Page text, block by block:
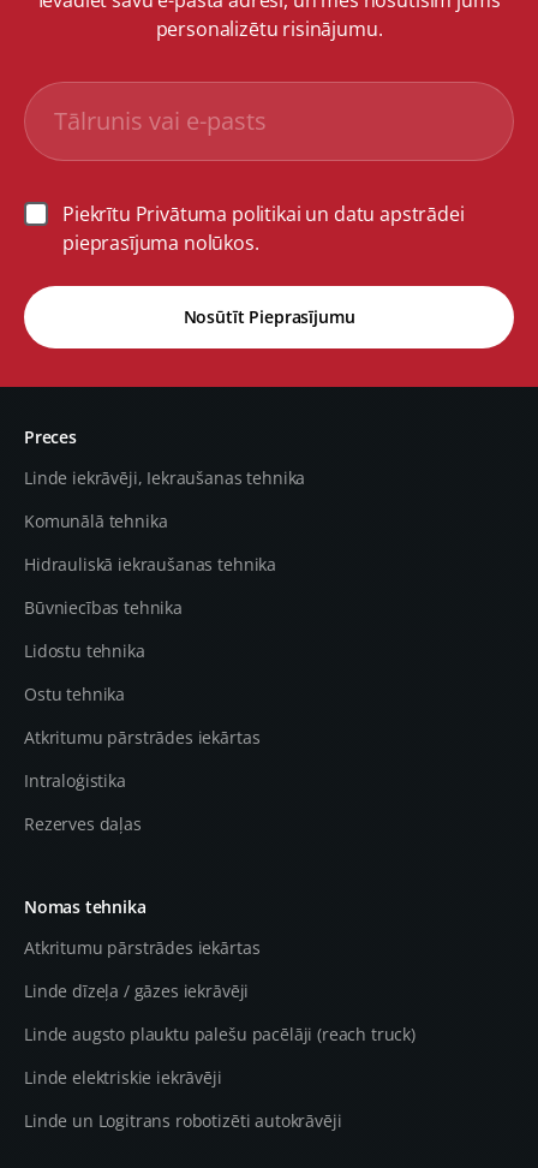
personalizētu risinājumu.
Piekrītu Privātuma politikai un datu apstrādei
pieprasījuma nolūkos.
Nosūtīt Pieprasījumu
Preces
Linde iekrāvēji, Iekraušanas tehnika
Komunālā tehnika
Hidrauliskā iekraušanas tehnika
Būvniecības tehnika
Lidostu tehnika
Ostu tehnika
Atkritumu pārstrādes iekārtas
Intraloģistika
Rezerves daļas
Nomas tehnika
Atkritumu pārstrādes iekārtas
Linde dīzeļa / gāzes iekrāvēji
Linde augsto plauktu palešu pacēlāji (reach truck)
Linde elektriskie iekrāvēji
Linde un Logitrans robotizēti autokrāvēji